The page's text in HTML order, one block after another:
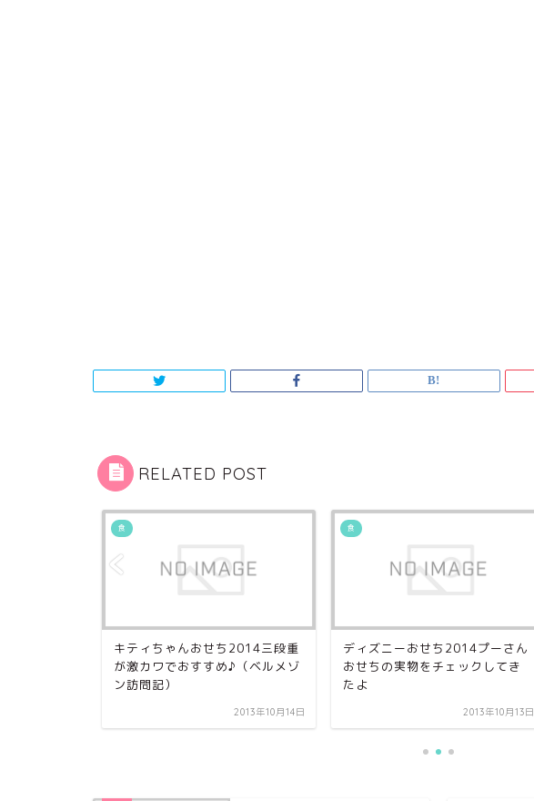
RELATED POST
食
キティちゃんおせち2014三段重
が激カワでおすすめ♪（ベルメゾ
ン訪問記）
2013年10月14日
食
ディズニーおせち2014プーさん
おせちの実物をチェックしてき
たよ
2013年10月13日